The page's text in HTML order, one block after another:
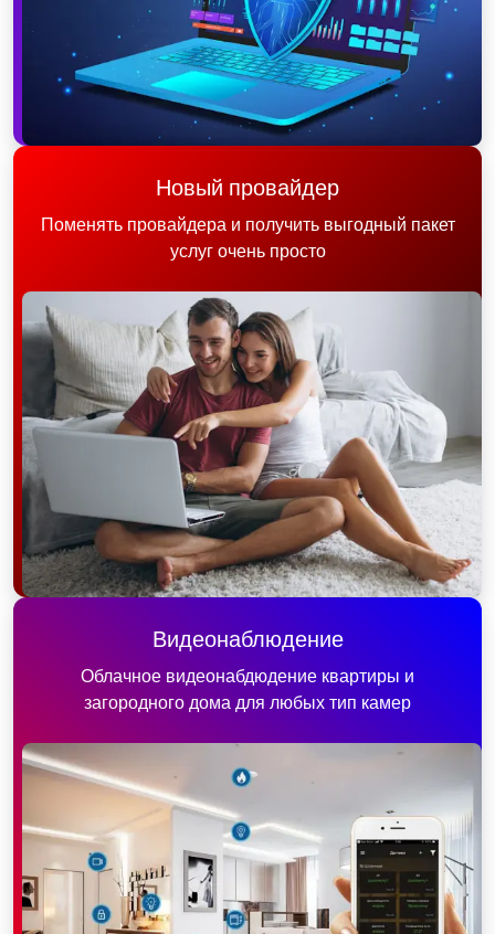
Новый провайдер
Поменять провайдера и получить выгодный пакет
услуг очень просто
Видеонаблюдение
Облачное видеонабдюдение квартиры и
загородного дома для любых тип камер